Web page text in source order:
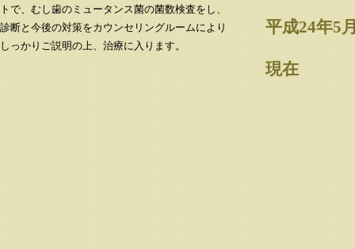
トで、むし歯のミュータンス菌の菌数検査をし、
診断と今後の対策をカウンセリングルームにより
しっかりご説明の上、治療に入ります。
平成24年5
現在